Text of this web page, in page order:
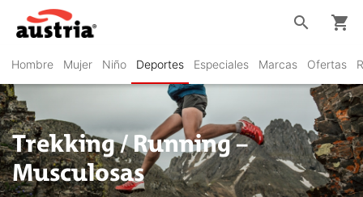
Hombre Mujer Niño Deportes Especiales Marcas Ofertas
search shopping_cart
Trekking / Running –
Musculosas